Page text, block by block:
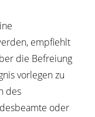
empfiehlt
die Befreiung
vorlegen zu
des
oder